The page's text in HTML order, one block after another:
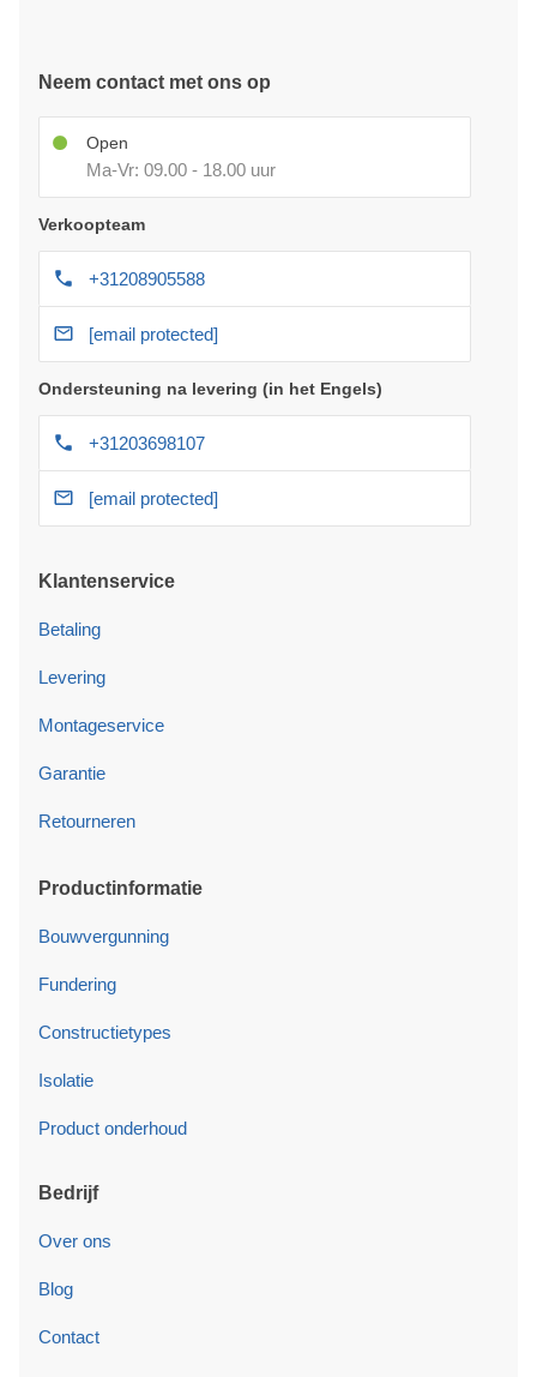
Neem contact met ons op
Open
Ma-Vr: 09.00 - 18.00 uur
Verkoopteam
+31208905588
[email protected]
Ondersteuning na levering (in het Engels)
+31203698107
[email protected]
Klantenservice
Betaling
Levering
Montageservice
Garantie
Retourneren
Productinformatie
Bouwvergunning
Fundering
Constructietypes
Isolatie
Product onderhoud
Bedrijf
Over ons
Blog
Contact